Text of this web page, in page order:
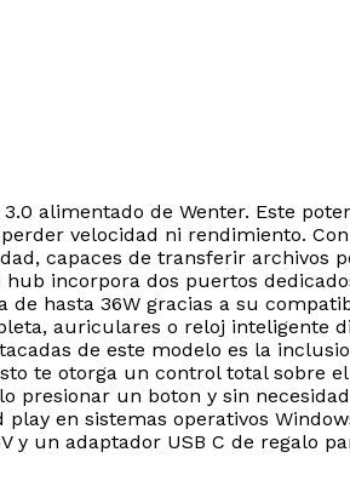
alimentado de Wenter. Este
velocidad ni rendimiento.
capaces de transferir archivos
incorpora dos puertos
hasta 36W gracias a su
auriculares o reloj inteligente
de este modelo es la
te otorga un control total sobre
presionar un boton y sin
en sistemas operativos
y un adaptador USB C de regalo